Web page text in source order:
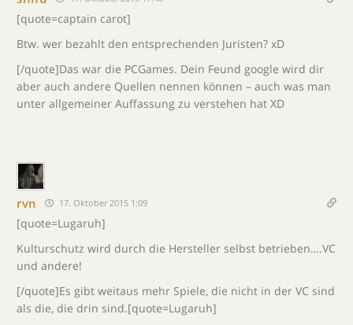
[quote=captain carot]
Btw. wer bezahlt den entsprechenden Juristen? xD
[/quote]Das war die PCGames. Dein Feund google wird dir
aber auch andere Quellen nennen können – auch was man
unter allgemeiner Auffassung zu verstehen hat XD
rvn 17. Oktober 2015 1:09
[quote=Lugaruh]
Kulturschutz wird durch die Hersteller selbst betrieben….VC
und andere!
[/quote]Es gibt weitaus mehr Spiele, die nicht in der VC sind
als die, die drin sind.[quote=Lugaruh]